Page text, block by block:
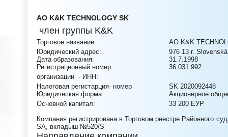
АО K&K TECHNOLOGY SK
член группы K&K
Торговое название:
АО K&K
Юридический адрес:
976 13 г.
Дата образования:
31.7.1998
Регистрационный номер
организации - ИНН:
36 031 992
Налоговая регистарция- номер
SK 2020092448
Юридическая форма:
Акционерное
Основной капитал:
33 200 ЕУР
Компания регистрирована в Торговом реестре Районного
SA, вкладыш №520/S